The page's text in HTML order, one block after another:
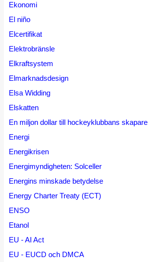
Ekonomi
El niño
Elcertifikat
Elektrobränsle
Elkraftsystem
Elmarknadsdesign
Elsa Widding
Elskatten
En miljon dollar till hockeyklubbans skapare
Energi
Energikrisen
Energimyndigheten: Solceller
Energins minskade betydelse
Energy Charter Treaty (ECT)
ENSO
Etanol
EU - AI Act
EU - EUCD och DMCA